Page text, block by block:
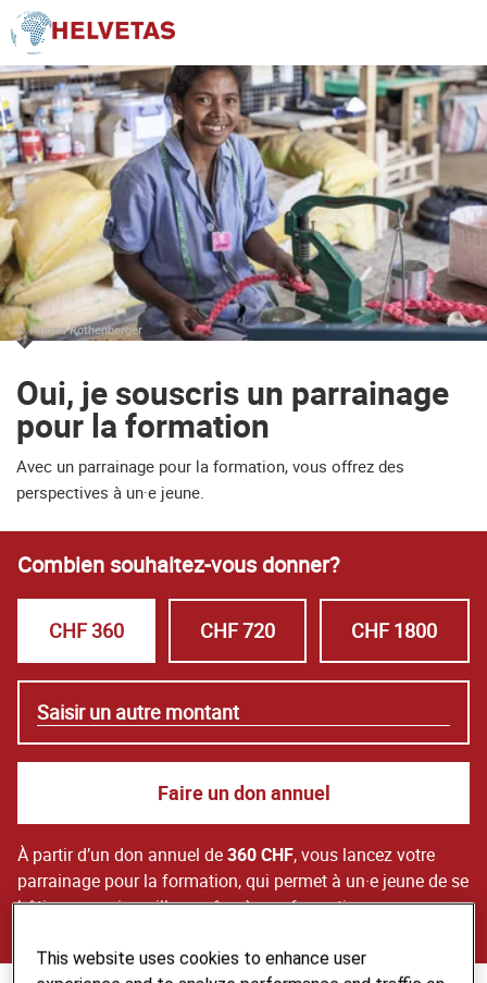
Table des matières
Oui, je souscris un parrainage pour la formation
Parrainage pour la formation
Votre interlocutrice pour les questions sur les parrainages pour
© Flurina Rothenberger
Oui, je souscris un parrainage
pour la formation
Avec un parrainage pour la formation, vous offrez des
perspectives à un·e jeune.
Combien souhaitez-vous donner?
CHF 360 CHF 720 CHF 1800
Faire un don annuel
À partir d’un don annuel de360 CHF, vous lancez votre
parrainage pour la formation, qui permet à un·e jeune de se
bâtir un avenir meilleur grâce à une formation.
This website uses cookies to enhance user